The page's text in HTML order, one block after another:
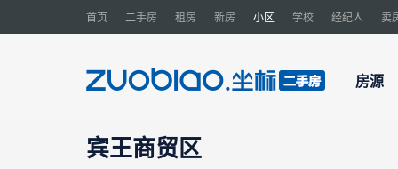
首页 二手房 租房 新房 小区 学校 经纪人 卖
房源
宾王商贸区